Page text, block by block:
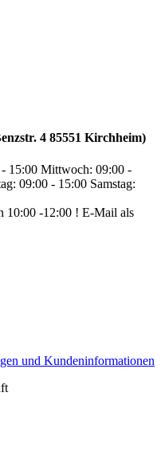
4 85551 Kirchheim)
15:00 Mittwoch: 09:00 -
09:00 - 15:00 Samstag:
10:00 -12:00 ! E-Mail als
und Kundeninformationen